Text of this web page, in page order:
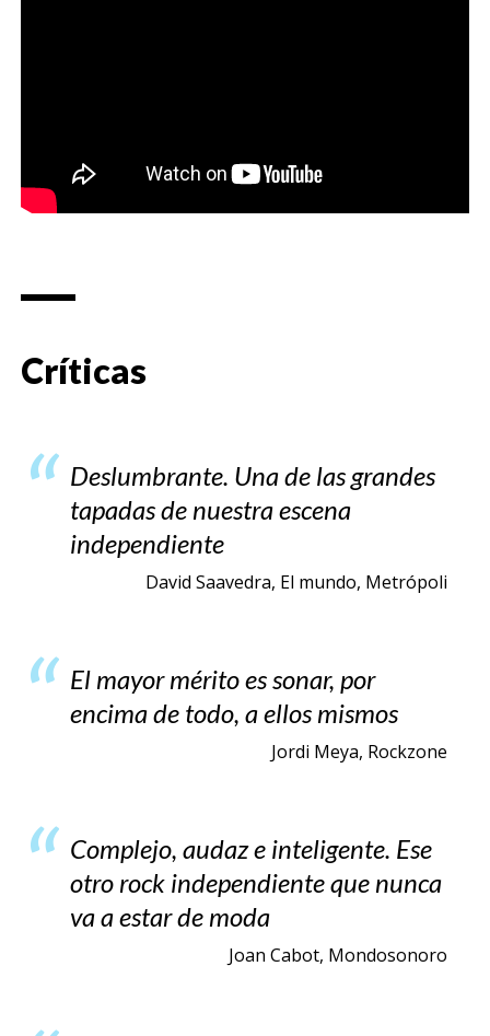
Críticas
Deslumbrante. Una de las grandes
tapadas de nuestra escena
independiente
David Saavedra, El mundo, Metrópoli
El mayor mérito es sonar, por
encima de todo, a ellos mismos
Jordi Meya, Rockzone
Complejo, audaz e inteligente. Ese
otro rock independiente que nunca
va a estar de moda
Joan Cabot, Mondosonoro